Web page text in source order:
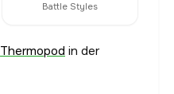
Battle Styles
Thermopod in der